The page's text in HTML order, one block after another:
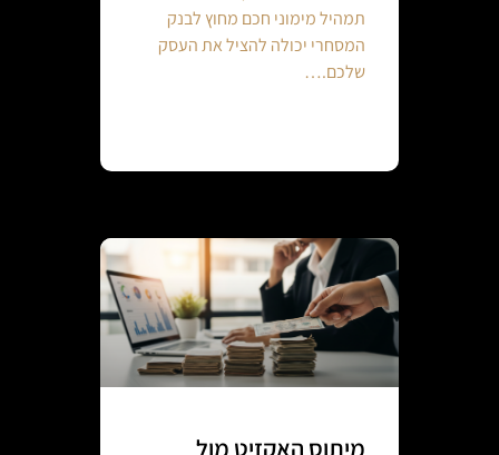
תמהיל מימוני חכם מחוץ לבנק
המסחרי יכולה להציל את העסק
שלכם.…
מיתוס האקזיט מול